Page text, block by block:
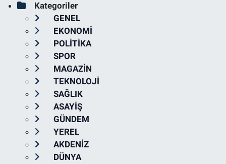
Kategoriler
GENEL
EKONOMİ
POLİTİKA
SPOR
MAGAZİN
TEKNOLOJİ
SAĞLIK
ASAYİŞ
GÜNDEM
YEREL
AKDENİZ
DÜNYA